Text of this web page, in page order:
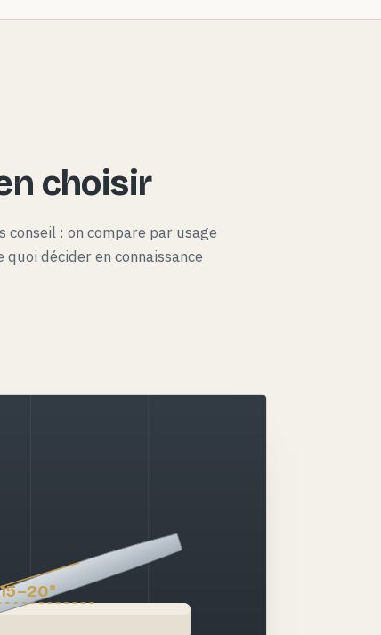
choisir
: on compare par usage
décider en connaissance
15–20°